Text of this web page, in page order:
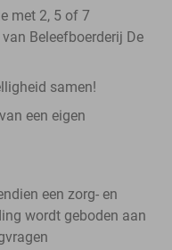
met 2, 5 of 7
Beleefboerderij De
samen!
een eigen
een zorg- en
wordt geboden aan